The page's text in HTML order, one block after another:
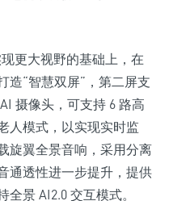
更大视野的基础上，在
造“智慧双屏”，第二屏支
摄像头，可支持 6 路高
人模式，以实现实时监
旋翼全景音响，采用分离
通透性进一步提升，提供
景 AI2.0 交互模式。